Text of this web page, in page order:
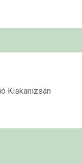
Kiskanizsán